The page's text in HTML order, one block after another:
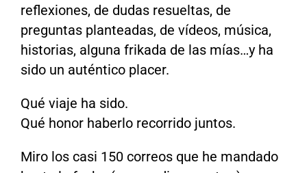
reflexiones, de dudas resueltas, de
preguntas planteadas, de vídeos, música,
historias, alguna frikada de las mías…y ha
sido un auténtico placer.
Qué viaje ha sido.
Qué honor haberlo recorrido juntos.
Miro los casi 150 correos que he mandado